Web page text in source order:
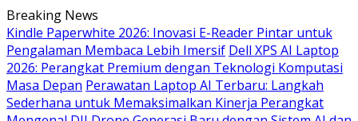
Langsung
ke
konten
Breaking News
Kindle Paperwhite 2026: Inovasi E-Reader Pintar untuk
Pengalaman Membaca Lebih Imersif Dell XPS AI Laptop
2026: Perangkat Premium dengan Teknologi Komputasi
Masa Depan Perawatan Laptop AI Terbaru: Langkah
Sederhana untuk Memaksimalkan Kinerja Perangkat